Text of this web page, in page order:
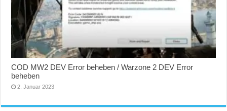
COD MW2 DEV Error beheben / Warzone 2 DEV Error
beheben
2. Januar 2023